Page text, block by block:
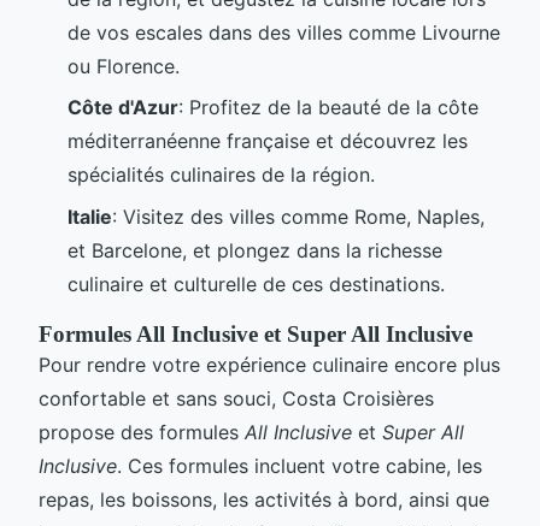
de vos escales dans des villes comme Livourne
ou Florence.
Côte d'Azur: Profitez de la beauté de la côte
méditerranéenne française et découvrez les
spécialités culinaires de la région.
Italie: Visitez des villes comme Rome, Naples,
et Barcelone, et plongez dans la richesse
culinaire et culturelle de ces destinations.
Formules All Inclusive et Super All Inclusive
Pour rendre votre expérience culinaire encore plus
confortable et sans souci, Costa Croisières
propose des formules All Inclusive et Super All
Inclusive. Ces formules incluent votre cabine, les
repas, les boissons, les activités à bord, ainsi que